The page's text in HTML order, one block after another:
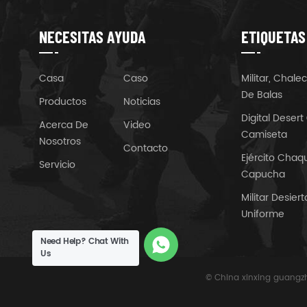
NECESITAS AYUDA
Casa
Productos
Acerca De
Nosotros
Servicio
Caso
Noticias
Video
Contacto
Militar,
De Balas
Digital
Camiseta
Ejército
Capucha
Militar
Uniforme
© China xinxing
Need Help? Chat With
Us